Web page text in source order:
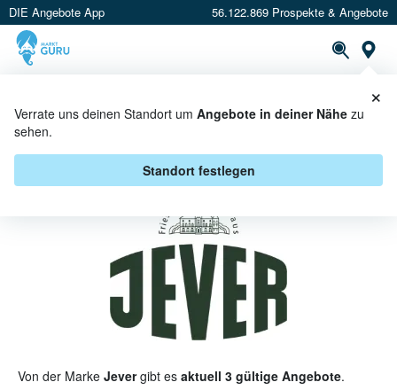
DIE Angebote App 56.122.869 Prospekte & Angebote
Verrate uns deinen Standort um Angebote in deiner Nähe zu
sehen.
Standort festlegen
×
JEVER ANGEBOTE & AKTIONEN
Von der Marke Jevergibt es aktuell 3 gültige Angebote.